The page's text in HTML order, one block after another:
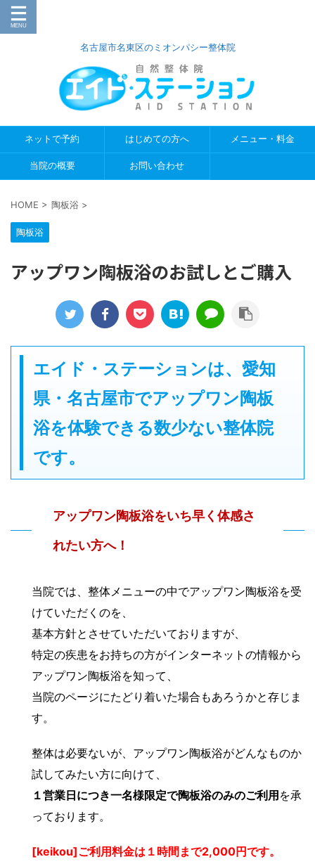
名古屋市名東区のミオンパシー整体院
ネットで予約 はじめての方へ メニュー・料金
当院の概要 お問い合わせ
HOME > 陶板浴 >
陶板浴
アップワン陶板浴のお試しとご購入
エイド・ステーションは、愛知
県・名古屋市でアップワン陶板
浴を体験できる数少ない整体院
です。
アップワン陶板浴をいち早く体感さ
れたい方へ！
当院では、整体メニューの中でアップワン陶板浴を受
けていただくのを、
基本方針とさせていただいておりますが、
特定の疾患をお持ちの方がインターネットの情報から
アップワン陶板浴を知って、
当院のページにたどり着いた場合もあろうかと存じま
す。
整体は必要ないが、アップワン陶板浴がどんなものか
試してみたい方に向けて、
１営業日につき一名様限定で陶板浴のみのご利用を承
っております。
[keikou]ご利用料金は１時間まで2,000円です。